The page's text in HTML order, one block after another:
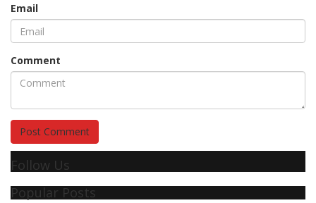
Email
Comment
Post Comment
Follow Us
Popular Posts